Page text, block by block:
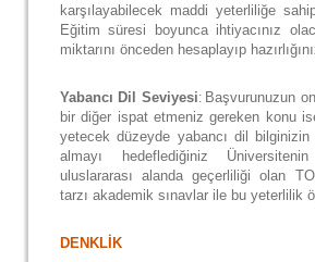
karşılayabilecek maddi yeterliliğe
Eğitim süresi boyunca ihtiyacınız
miktarını önceden hesaplayıp
Yabancı Dil Seviyesi: Başvurunuzun
bir diğer ispat etmeniz gereken konu
yetecek düzeyde yabancı dil bilginizin
almayı hedeflediğiniz
uluslararası alanda geçerliliği olan
tarzı akademik sınavlar ile bu yeterlilik
DENKLİK